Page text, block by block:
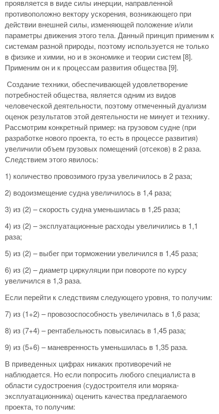
проявляется в виде силы инерции, направленной
противоположно вектору ускорения, возникающего при
действии внешней силы, изменяющей положение и/или
параметры движения этого тела. Данный принцип применим к
системам разной природы, поэтому используется не только
в физике и химии, но и в экономике и теории систем [8].
Применим он и к процессам развития общества [9].
Создание техники, обеспечивающей удовлетворение
потребностей общества, является одним из видов
человеческой деятельности, поэтому отмеченный дуализм
оценок результатов этой деятельности не минует и технику.
Рассмотрим конкретный пример: на грузовом судне (при
разработке нового проекта, то есть в процессе развития)
увеличили объем грузовых помещений (отсеков) в 2 раза.
Следствием этого явилось:
1) количество провозимого груза увеличилось в 2 раза;
2) водоизмещение судна увеличилось в 1,4 раза;
3) из (2) – скорость судна уменьшилась в 1,25 раза;
4) из (2) – эксплуатационные расходы увеличились в 1,1
раза;
5) из (2) – выбег при торможении увеличился в 1,45 раза;
6) из (2) – диаметр циркуляции при повороте по курсу
увеличился в 1,3 раза.
Если перейти к следствиям следующего уровня, то получим:
7) из (1+2) – провозоспособность увеличилась в 1,6 раза;
8) из (7+4) – рентабельность повысилась в 1,45 раза;
9) из (5+6) – маневренность уменьшилась в 1,35 раза.
В приведенных цифрах никаких противоречий не
наблюдается. Но если попросить любого специалиста в
области судостроения (судостроителя или моряка-
эксплуатационника) оценить качества предлагаемого
проекта, то получим: